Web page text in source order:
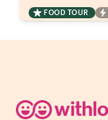
FOOD TOUR